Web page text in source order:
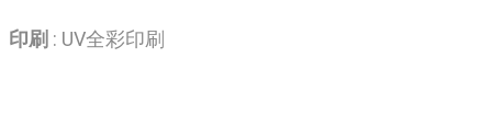
印刷 : UV全彩印刷